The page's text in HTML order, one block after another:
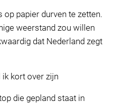
papier durven te zetten.
weerstand zou willen
dat Nederland zegt
kort over zijn
die gepland staat in